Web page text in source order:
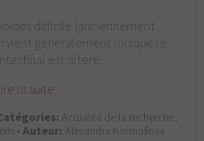
difficile (anciennement
généralement lorsque le
est altéré.…
la suite
Actualité de la recherche,
•Auteur: Alexandra Kormošová